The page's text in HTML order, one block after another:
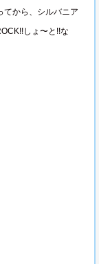
てから、シルバニア
しょ〜と!!な